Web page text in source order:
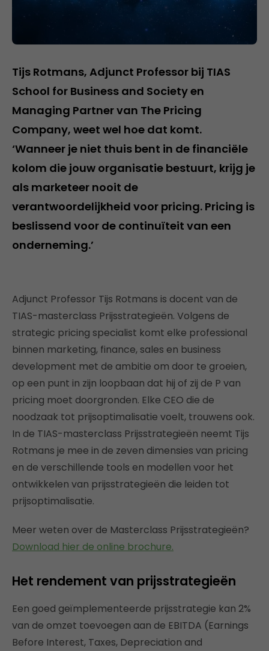
Tijs Rotmans, Adjunct Professor bij TIAS
School for Business and Society en
Managing Partner van The Pricing
Company, weet wel hoe dat komt.
‘Wanneer je niet thuis bent in de financiële
kolom die jouw organisatie bestuurt, krijg je
als marketeer nooit de
verantwoordelijkheid voor pricing. Pricing is
beslissend voor de continuïteit van een
onderneming.’
Adjunct Professor Tijs Rotmans is docent van de
TIAS-masterclass Prijsstrategieën. Volgens de
strategic pricing specialist komt elke professional
binnen marketing, finance, sales en business
development met de ambitie om door te groeien,
op een punt in zijn loopbaan dat hij of zij de P van
pricing moet doorgronden. Elke CEO die de
noodzaak tot prijsoptimalisatie voelt, trouwens ook.
In de TIAS-masterclass Prijsstrategieën neemt Tijs
Rotmans je mee in de zeven dimensies van pricing
en de verschillende tools en modellen voor het
ontwikkelen van prijsstrategieën die leiden tot
prijsoptimalisatie.
Meer weten over de Masterclass Prijsstrategieën?
Download hier de online brochure.
Het rendement van prijsstrategieën
Een goed geïmplementeerde prijsstrategie kan 2%
van de omzet toevoegen aan de EBITDA (Earnings
Before Interest, Taxes, Depreciation and